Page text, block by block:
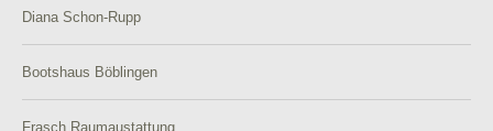
Diana Schon-Rupp
Bootshaus Böblingen
Frasch Raumaustattung